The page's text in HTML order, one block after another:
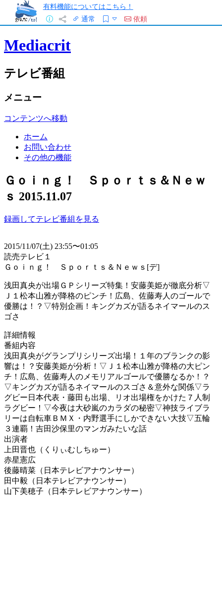
有料機能についてはこちら！
通常
依頼